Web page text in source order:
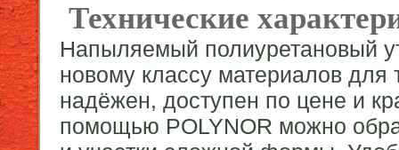
Технические
Напыляемый полиуретановый
новому классу материалов для
надёжен, доступен по цене и
помощью POLYNOR можно